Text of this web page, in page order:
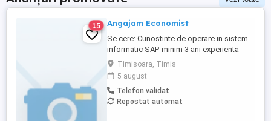
15 Angajam Economist
Se cere: Cunostinte de operare in sistem
informatic SAP-minim 3 ani experienta
Minim 3 ani experienta in contabilitate
financiara si de gestiune, Studii
superioare de profil (contabilitate)
Cunoștințe temeinice de legislație fiscală,
contabilitate financiară și de gestiune Bun
Timisoara, Timis
5 august
Telefon validat
Repostat automat